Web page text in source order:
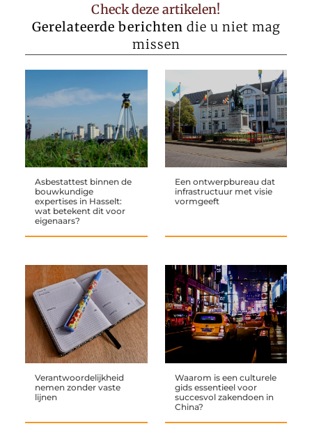
Check deze artikelen!
Gerelateerde berichten die u niet mag
missen
Asbestattest binnen de
bouwkundige
expertises in Hasselt:
wat betekent dit voor
eigenaars?
Een ontwerpbureau dat
infrastructuur met visie
vormgeeft
Verantwoordelijkheid
nemen zonder vaste
lijnen
Waarom is een culturele
gids essentieel voor
succesvol zakendoen in
China?